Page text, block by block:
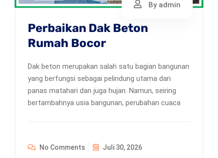
By admin
Perbaikan Dak Beton
Rumah Bocor
Dak beton merupakan salah satu bagian bangunan
yang berfungsi sebagai pelindung utama dari
panas matahari dan juga hujan. Namun, seiring
bertambahnya usia bangunan, perubahan cuaca
No Comments Juli 30, 2026